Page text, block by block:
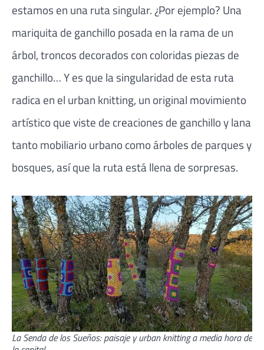
estamos en una ruta singular. ¿Por ejemplo? Una
mariquita de ganchillo posada en la rama de un
árbol, troncos decorados con coloridas piezas de
ganchillo… Y es que la singularidad de esta ruta
radica en el urban knitting, un original movimiento
artístico que viste de creaciones de ganchillo y lana
tanto mobiliario urbano como árboles de parques y
bosques, así que la ruta está llena de sorpresas.
La Senda de los Sueños: paisaje y urban knitting a media hora de